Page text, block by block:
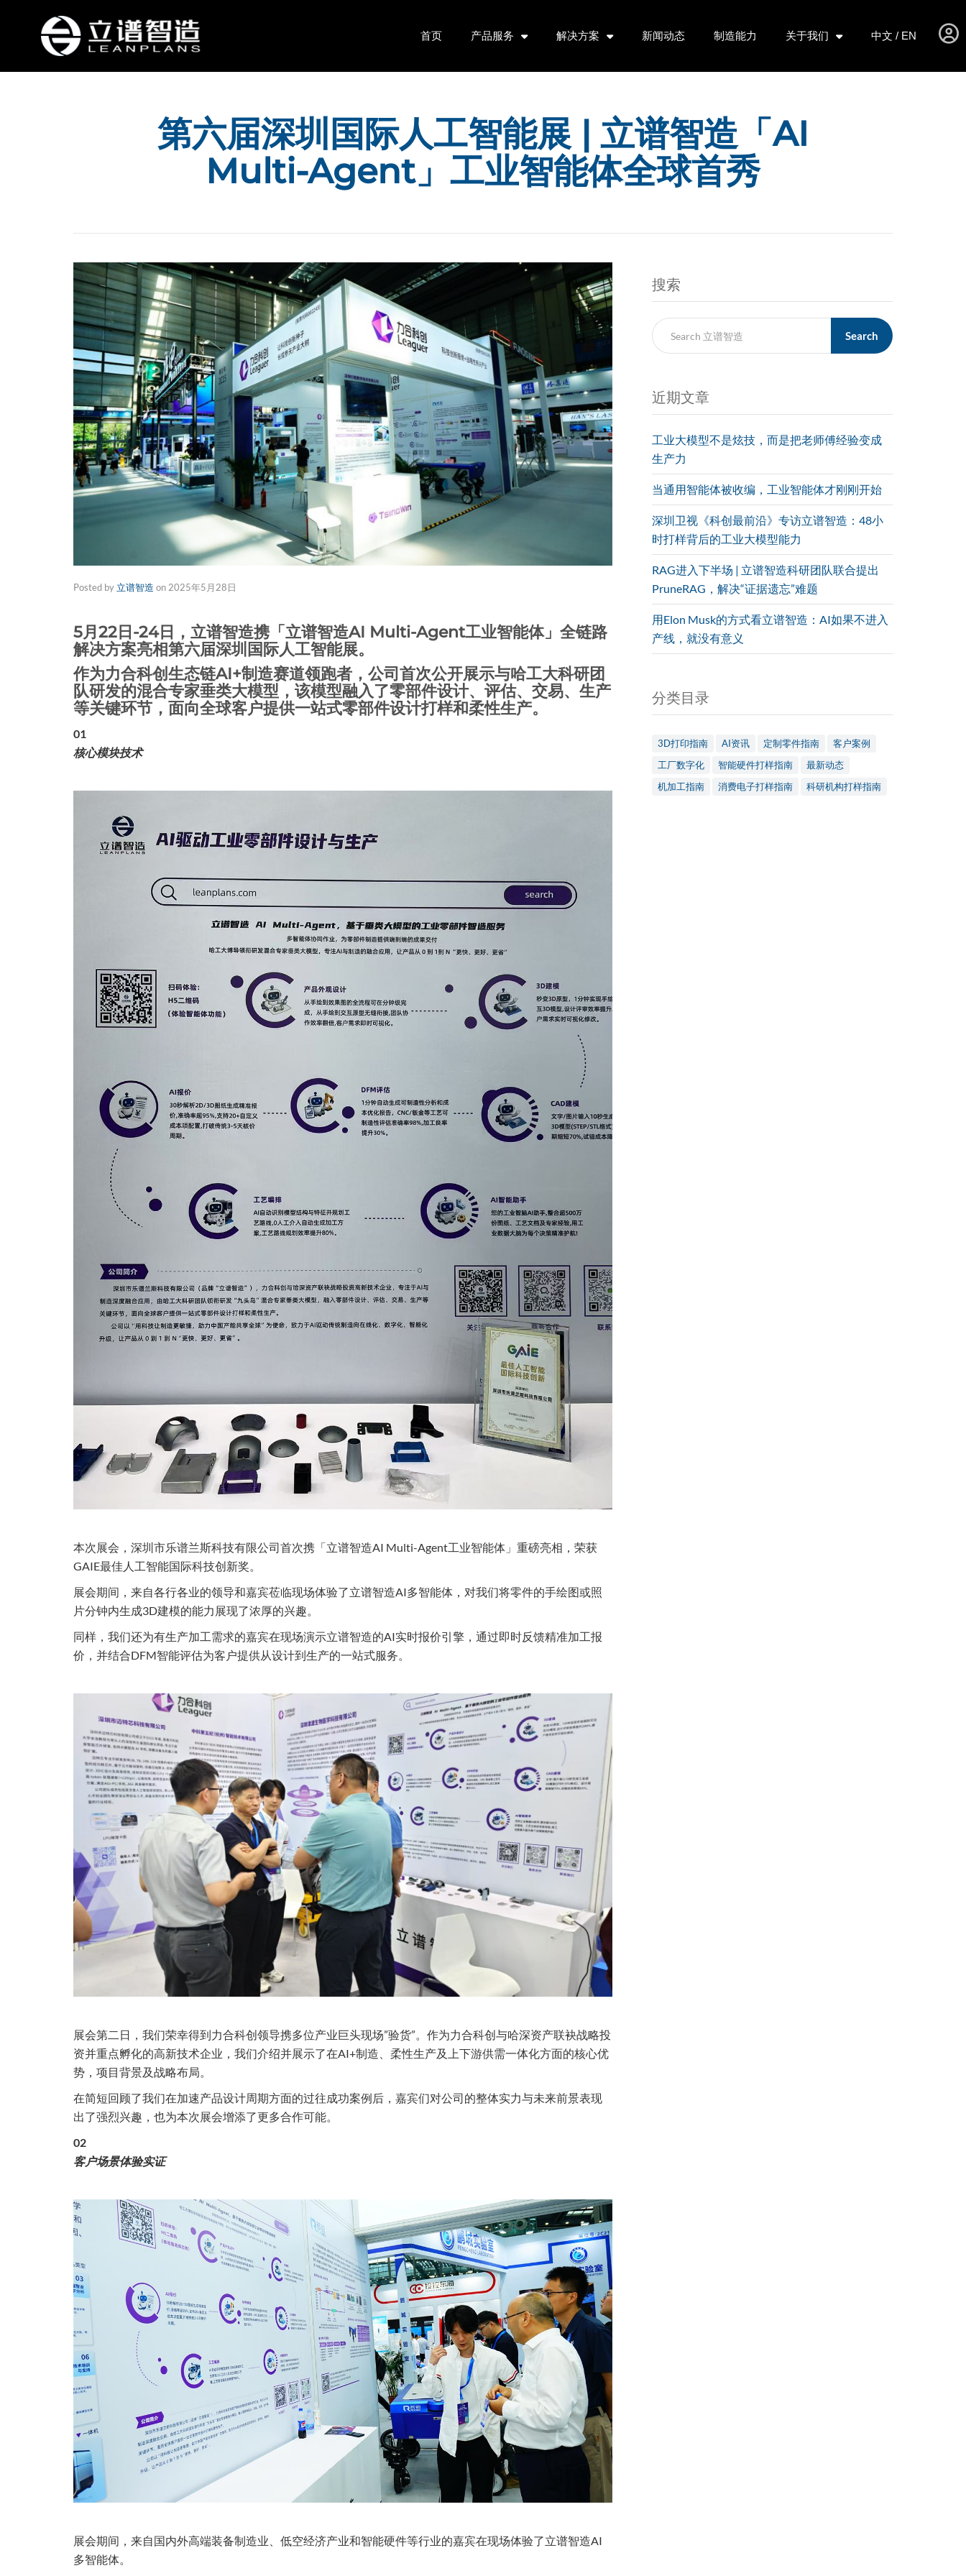
首页 产品服务 解决方案 新闻动态 制造能力 关于我们 中文 / EN
第六届深圳国际人工智能展 | 立谱智造「AI
Multi-Agent」工业智能体全球首秀
Posted by 立谱智造 on 2025年5月28日
5月22日-24日，立谱智造携「立谱智造AI Multi-Agent工业智能体」全链路
解决方案亮相第六届深圳国际人工智能展。
作为力合科创生态链AI+制造赛道领跑者，公司首次公开展示与哈工大科研团
队研发的混合专家垂类大模型，该模型融入了零部件设计、评估、交易、生产
等关键环节，面向全球客户提供一站式零部件设计打样和柔性生产。
01
核心模块技术
本次展会，深圳市乐谱兰斯科技有限公司首次携 「立谱智造AI Multi-Agent工业智能体」重磅亮相，荣获
GAIE最佳人工智能国际科技创新奖。
展会期间，来自各行各业的领导和嘉宾莅临现场体验了立谱智造AI多智能体，对我们将零件的手绘图或照
片分钟内生成3D建模的能力展现了浓厚的兴趣。
同样，我们还为有生产加工需求的嘉宾在现场演示立谱智造的AI实时报价引擎，通过即时反馈精准加工报
价，并结合DFM智能评估为客户提供从设计到生产的一站式服务。
展会第二日，我们荣幸得到力合科创领导携多位产业巨头现场”验货”。作为力合科创与哈深资产联袂战略投
资并重点孵化的高新技术企业，我们介绍并展示了在AI+制造、柔性生产及上下游供需一体化方面的核心优
势，项目背景及战略布局。
在简短回顾了我们在加速产品设计周期方面的过往成功案例后，嘉宾们对公司的整体实力与未来前景表现
出了强烈兴趣，也为本次展会增添了更多合作可能。
02
客户场景体验实证
展会期间，来自国内外高端装备制造业、低空经济产业和智能硬件等行业的嘉宾在现场体验了立谱智造AI
多智能体。
搜索
Search
近期文章
工业大模型不是炫技，而是把老师傅经验变成
生产力
当通用智能体被收编，工业智能体才刚刚开始
深圳卫视《科创最前沿》专访立谱智造：48小
时打样背后的工业大模型能力
RAG进入下半场 | 立谱智造科研团队联合提出
PruneRAG，解决“证据遗忘”难题
用Elon Musk的方式看立谱智造：AI如果不进入
产线，就没有意义
分类目录
3D打印指南 AI资讯 定制零件指南
客户案例
工厂数字化
智能硬件打样指南
最新动态
机加工指南
消费电子打样指南 科研机构打样指南